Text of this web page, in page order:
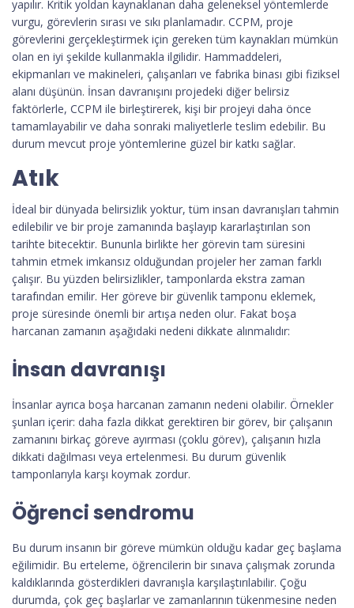
yapılır. Kritik yoldan kaynaklanan daha geleneksel yöntemlerde
vurgu, görevlerin sırası ve sıkı planlamadır. CCPM, proje
görevlerini gerçekleştirmek için gereken tüm kaynakları mümkün
olan en iyi şekilde kullanmakla ilgilidir. Hammaddeleri,
ekipmanları ve makineleri, çalışanları ve fabrika binası gibi fiziksel
alanı düşünün. İnsan davranışını projedeki diğer belirsiz
faktörlerle, CCPM ile birleştirerek, kişi bir projeyi daha önce
tamamlayabilir ve daha sonraki maliyetlerle teslim edebilir. Bu
durum mevcut proje yöntemlerine güzel bir katkı sağlar.
Atık
İdeal bir dünyada belirsizlik yoktur, tüm insan davranışları tahmin
edilebilir ve bir proje zamanında başlayıp kararlaştırılan son
tarihte bitecektir. Bununla birlikte her görevin tam süresini
tahmin etmek imkansız olduğundan projeler her zaman farklı
çalışır. Bu yüzden belirsizlikler, tamponlarda ekstra zaman
tarafından emilir. Her göreve bir güvenlik tamponu eklemek,
proje süresinde önemli bir artışa neden olur. Fakat boşa
harcanan zamanın aşağıdaki nedeni dikkate alınmalıdır:
İnsan davranışı
İnsanlar ayrıca boşa harcanan zamanın nedeni olabilir. Örnekler
şunları içerir: daha fazla dikkat gerektiren bir görev, bir çalışanın
zamanını birkaç göreve ayırması (çoklu görev), çalışanın hızla
dikkati dağılması veya ertelenmesi. Bu durum güvenlik
tamponlarıyla karşı koymak zordur.
Öğrenci sendromu
Bu durum insanın bir göreve mümkün olduğu kadar geç başlama
eğilimidir. Bu erteleme, öğrencilerin bir sınava çalışmak zorunda
kaldıklarında gösterdikleri davranışla karşılaştırılabilir. Çoğu
durumda, çok geç başlarlar ve zamanlarının tükenmesine neden